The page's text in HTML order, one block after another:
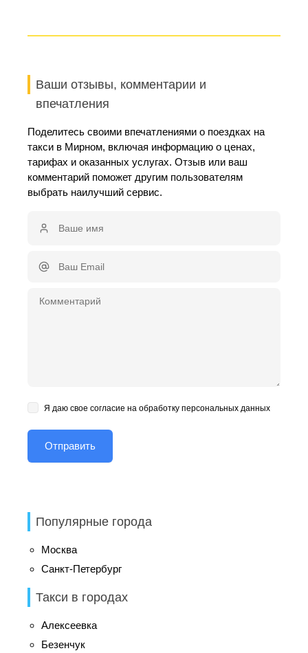
Ваши отзывы, комментарии и
впечатления
Поделитесь своими впечатлениями о поездках на
такси в Мирном, включая информацию о ценах,
тарифах и оказанных услугах. Отзыв или ваш
комментарий поможет другим пользователям
выбрать наилучший сервис.
Я даю свое согласие на обработку персональных данных
Популярные города
Москва
Санкт-Петербург
Такси в городах
Алексеевка
Безенчук